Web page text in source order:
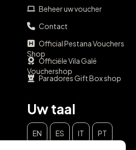
Beheer uw voucher
Contact
Official Pestana Vouchers
Shop
Officiële Vila Galé
Vouchershop
Paradores Gift Box shop
Uw taal
EN ES IT PT